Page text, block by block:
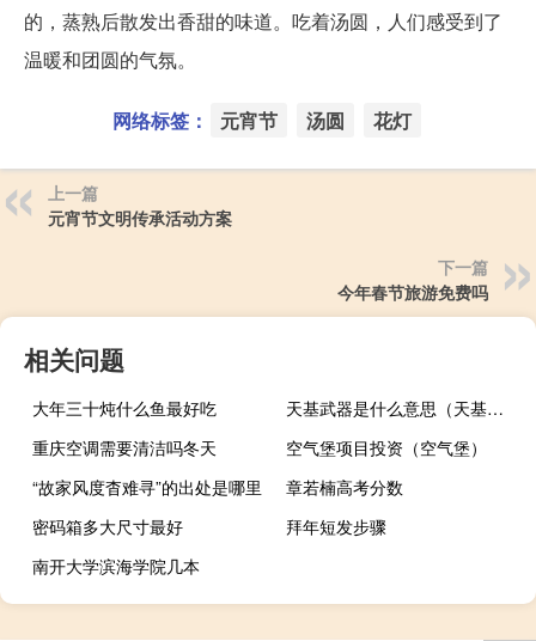
的，蒸熟后散发出香甜的味道。吃着汤圆，人们感受到了
温暖和团圆的气氛。
网络标签： 元宵节 汤圆 花灯
上一篇
元宵节文明传承活动方案
下一篇
今年春节旅游免费吗
相关问题
大年三十炖什么鱼最好吃
天基武器是什么意思（天基武器）
重庆空调需要清洁吗冬天
空气堡项目投资（空气堡）
“故家风度杳难寻”的出处是哪里
章若楠高考分数
密码箱多大尺寸最好
拜年短发步骤
南开大学滨海学院几本